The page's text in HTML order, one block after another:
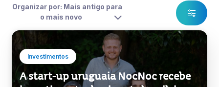
Organizar por: Mais antigo para
o mais novo
Investimentos
A start-up uruguaia NocNoc recebe